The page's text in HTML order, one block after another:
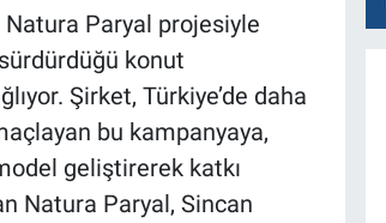
Natura Paryal projesiyle
konut
Şirket, Türkiye’de daha
bu kampanyaya,
geliştirerek katkı
Natura Paryal, Sincan